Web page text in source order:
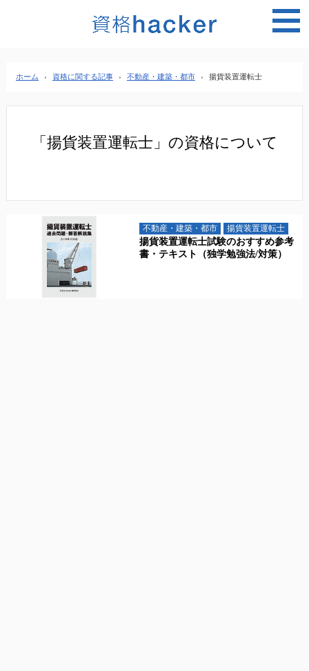
ホーム › 資格に関する記事 › 不動産・建築・都市 › 揚貨装置運転士
「揚貨装置運転士」の資格について
不動産・建築・都市 揚貨装置運転士
揚貨装置運転士試験のおすすめ参考
書・テキスト（独学勉強法/対策）